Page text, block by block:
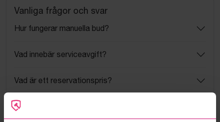
Vanliga frågor och svar
Hur fungerar manuella bud?
Vad innebär serviceavgift?
Vad är ett reservationspris?
Hur fungerar maxbud?